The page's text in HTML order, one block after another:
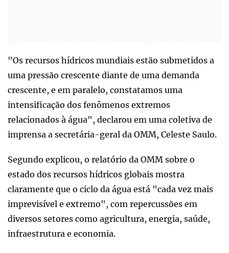
"Os recursos hídricos mundiais estão submetidos a
uma pressão crescente diante de uma demanda
crescente, e em paralelo, constatamos uma
intensificação dos fenômenos extremos
relacionados à água", declarou em uma coletiva de
imprensa a secretária-geral da OMM, Celeste Saulo.
Segundo explicou, o relatório da OMM sobre o
estado dos recursos hídricos globais mostra
claramente que o ciclo da água está "cada vez mais
imprevisível e extremo", com repercussões em
diversos setores como agricultura, energia, saúde,
infraestrutura e economia.